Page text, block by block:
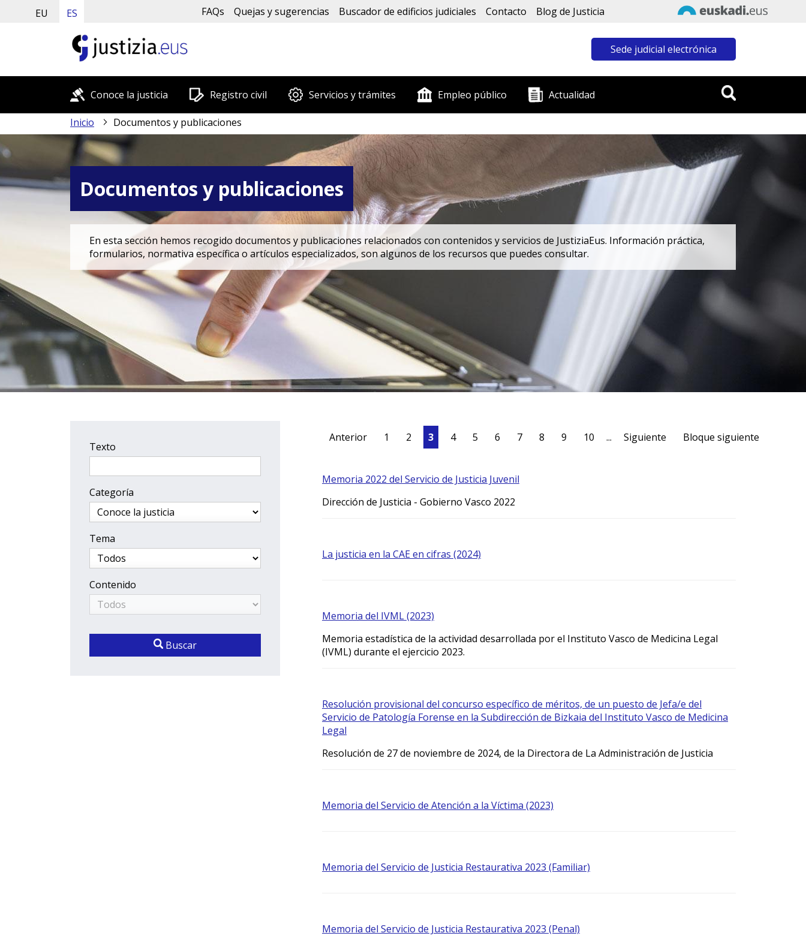
EU ES FAQs Quejas y sugerencias Buscador de edificios judiciales Contacto Blog de Justicia
Sede judicial electrónica
Conoce la justicia Registro civil Servicios y trámites Empleo público Actualidad
Inicio Documentos y publicaciones
Documentos y publicaciones
En esta sección hemos recogido documentos y publicaciones relacionados con contenidos y servicios de JustiziaEus. Información práctica,
formularios, normativa específica o artículos especializados, son algunos de los recursos que puedes consultar.
Texto
Categoría
Tema
Contenido
Buscar
Anterior 1 2 3 4 5 6 7 8 9 10 ... Siguiente Bloque siguiente
Memoria 2022 del Servicio de Justicia Juvenil
Dirección de Justicia - Gobierno Vasco 2022
La justicia en la CAE en cifras (2024)
Memoria del IVML (2023)
Memoria estadística de la actividad desarrollada por el Instituto Vasco de Medicina Legal
(IVML) durante el ejercicio 2023.
Resolución provisional del concurso específico de méritos, de un puesto de Jefa/e del
Servicio de Patología Forense en la Subdirección de Bizkaia del Instituto Vasco de Medicina
Legal
Resolución de 27 de noviembre de 2024, de la Directora de La Administración de Justicia
Memoria del Servicio de Atención a la Víctima (2023)
Memoria del Servicio de Justicia Restaurativa 2023 (Familiar)
Memoria del Servicio de Justicia Restaurativa 2023 (Penal)